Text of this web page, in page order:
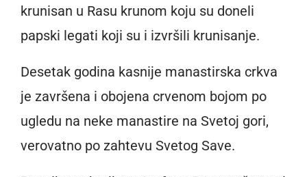
krunisan u Rasu krunom koju su doneli
papski legati koji su i izvršili krunisanje.
Desetak godina kasnije manastirska crkva
je završena i obojena crvenom bojom po
ugledu na neke manastire na Svetoj gori,
verovatno po zahtevu Svetog Save.